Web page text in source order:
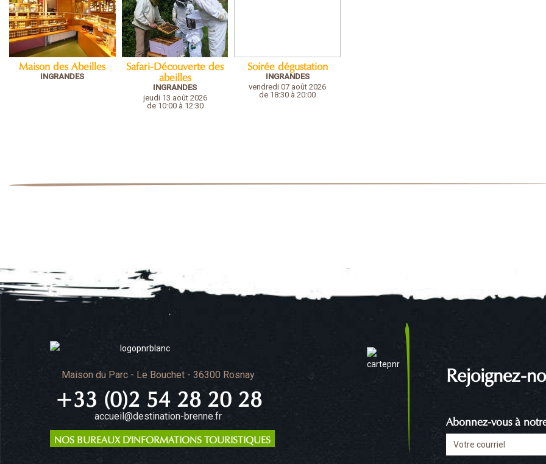
Maison des Abeilles
INGRANDES
Safari-Découverte des
abeilles
INGRANDES
jeudi 13 août 2026
de 10:00 à 12:30
Soirée dégustation
INGRANDES
vendredi 07 août 2026
de 18:30 à 20:00
Maison du Parc - Le Bouchet - 36300 Rosnay
+33 (0)2 54 28 20 28
accueil@destination-brenne.fr
NOS BUREAUX D'INFORMATIONS TOURISTIQUES
Rejoignez-
Abonnez-vous à